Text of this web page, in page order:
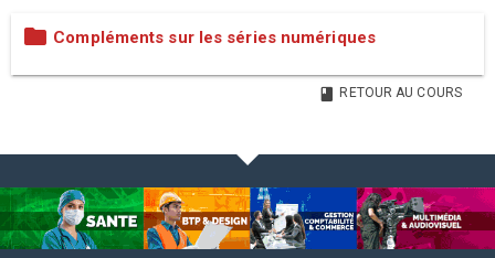
Compléments sur les séries numériques
RETOUR AU COURS